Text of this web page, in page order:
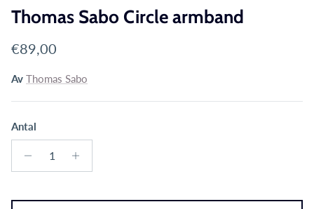
Thomas Sabo Circle armband
Translation missing:
€89,00
Av Thomas Sabo
Antal